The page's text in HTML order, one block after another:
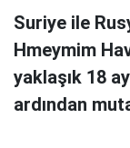
Suriye ile
Hmeymim
yaklaşık 18
ardından